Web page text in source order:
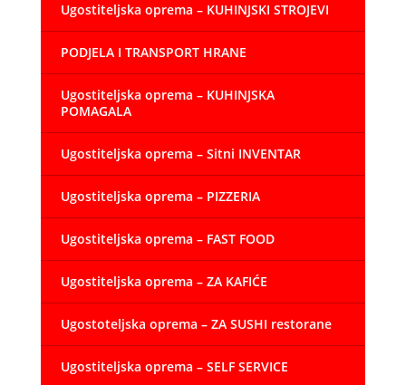
Ugostiteljska oprema – KUHINJSKI STROJEVI
PODJELA I TRANSPORT HRANE
Ugostiteljska oprema – KUHINJSKA
POMAGALA
Ugostiteljska oprema – Sitni INVENTAR
Ugostiteljska oprema – PIZZERIA
Ugostiteljska oprema – FAST FOOD
Ugostiteljska oprema – ZA KAFIĆE
Ugostoteljska oprema – ZA SUSHI restorane
Ugostiteljska oprema – SELF SERVICE